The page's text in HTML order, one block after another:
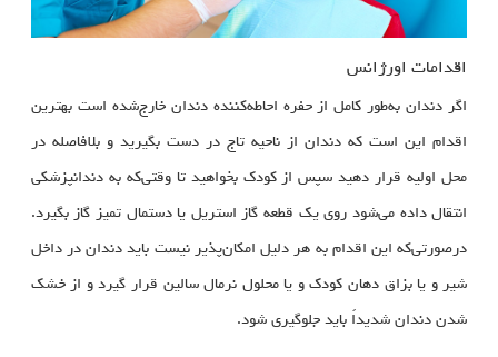
اقدامات اورژانس
اگر دندان به‌طور کامل از حفره احاطه‌کننده دندان خارج‌شده است بهترین
اقدام این است که دندان از ناحیه تاج در دست بگیرید و بلافاصله در
محل اولیه قرار دهید سپس از کودک بخواهید تا وقتی‌که به دندانپزشکی
انتقال داده می‌شود روی یک قطعه گاز استریل یا دستمال تمیز گاز بگیرد.
درصورتی‌که این اقدام به هر دلیل امکان‌پذیر نیست باید دندان در داخل
شیر و یا بزاق دهان کودک و یا محلول نرمال سالین قرار گیرد و از خشک
شدن دندان شدیداً باید جلوگیری شود.